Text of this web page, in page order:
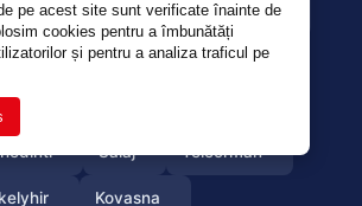
pe acest site sunt verificate înainte de
cookies pentru a îmbunătăți
și pentru a analiza traficul pe
Vrancea Satumare
Calarasi Caras-Severin
Giurgiu
Salaj Teleorman
Kovasna